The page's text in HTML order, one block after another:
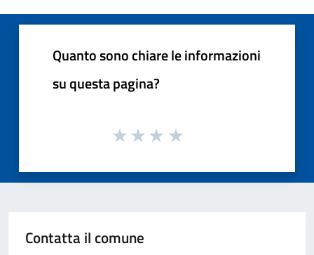
Quanto sono chiare le informazioni
su questa pagina?
Contatta il comune